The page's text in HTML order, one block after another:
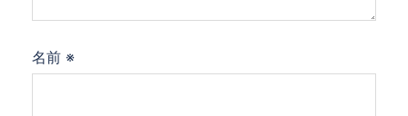
名前 ※